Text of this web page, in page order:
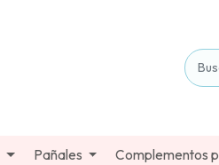
Pañales Complementos